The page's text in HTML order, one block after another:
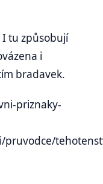
I tu způsobují
i
bradavek.
priznaky-